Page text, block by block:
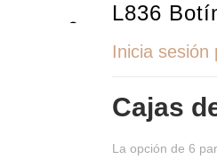
L836
Inicia sesión
Cajas
La opción de 6